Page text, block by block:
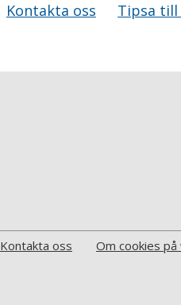
Kontakta oss Tipsa till
Kontakta oss Om cookies